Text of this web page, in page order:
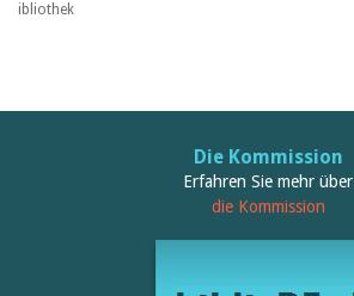
ibliothek
Die Kommission
Erfahren Sie mehr über
die Kommission